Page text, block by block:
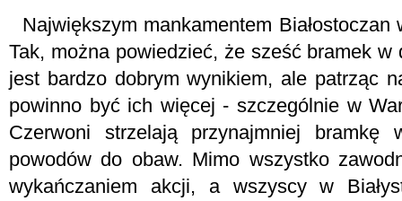
Największym mankamentem
Tak, można powiedzieć, że sześć bramek
jest bardzo dobrym wynikiem, ale patrząc
powinno być ich więcej - szczególnie w
Czerwoni strzelają przynajmniej
powodów do obaw. Mimo wszystko
wykańczaniem akcji, a wszyscy w